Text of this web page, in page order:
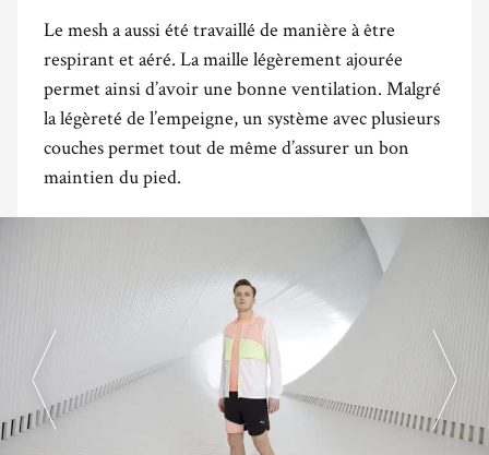
Le mesh a aussi été travaillé de manière à être
respirant et aéré. La maille légèrement ajourée
permet ainsi d’avoir une bonne ventilation. Malgré
la légèreté de l’empeigne, un système avec plusieurs
couches permet tout de même d’assurer un bon
maintien du pied.